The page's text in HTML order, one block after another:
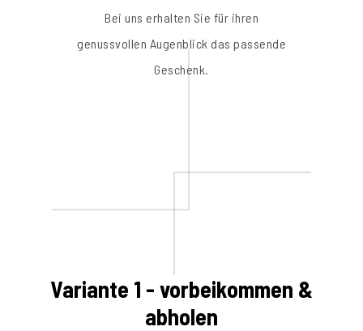
Bei uns erhalten Sie für ihren
genussvollen Augenblick das passende
Geschenk.
Variante 1 - vorbeikommen &
abholen